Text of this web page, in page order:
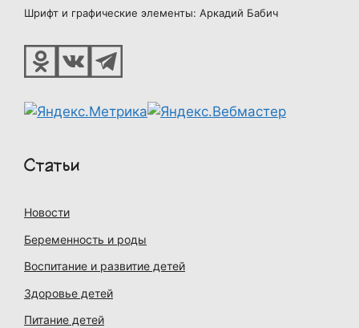
Шрифт и графические элементы: Аркадий Бабич
Статьи
Новости
Беременность и роды
Воспитание и развитие детей
Здоровье детей
Питание детей